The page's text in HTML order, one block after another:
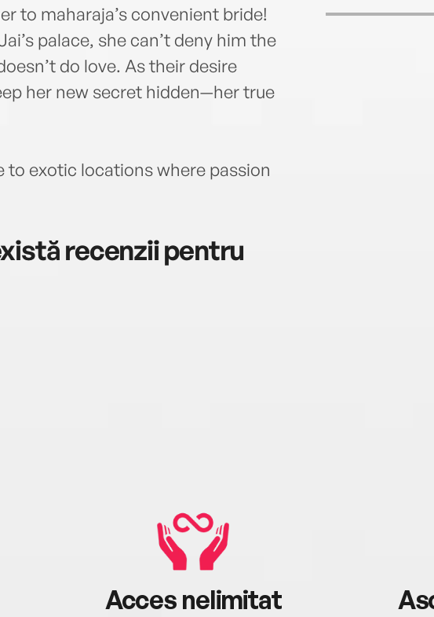
to maharaja’s convenient bride!
palace, she can’t deny him the
do love. As their desire
her new secret hidden—her true
to exotic locations where passion
recenzii pentru
Acces nelimitat